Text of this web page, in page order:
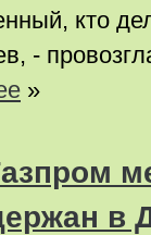
кто
-
»
в